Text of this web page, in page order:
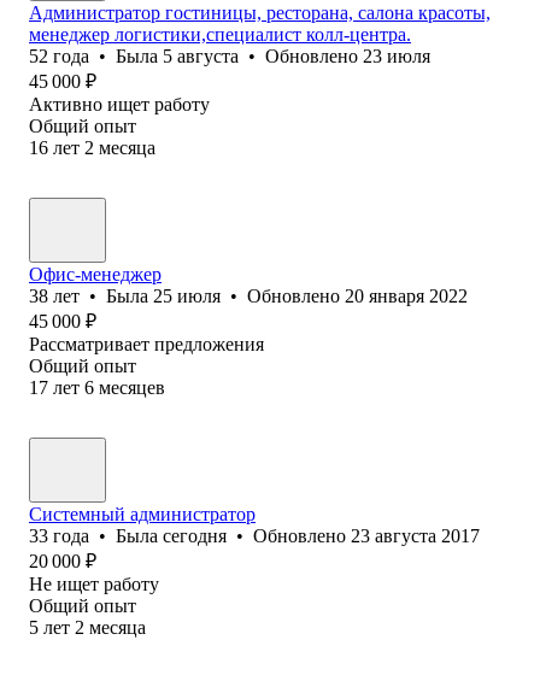
Администратор гостиницы, ресторана, салона красоты,
менеджер логистики,специалист колл-центра.
52 года • Была 5 августа • Обновлено 23 июля
45 000 ₽
Активно ищет работу
Общий опыт
16 лет 2 месяца
Офис-менеджер
38 лет • Была 25 июля • Обновлено 20 января 2022
45 000 ₽
Рассматривает предложения
Общий опыт
17 лет 6 месяцев
Системный администратор
33 года • Была сегодня • Обновлено 23 августа 2017
20 000 ₽
Не ищет работу
Общий опыт
5 лет 2 месяца